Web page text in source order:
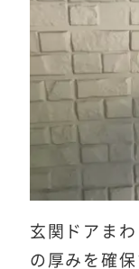
玄関ドアま
の厚みを確